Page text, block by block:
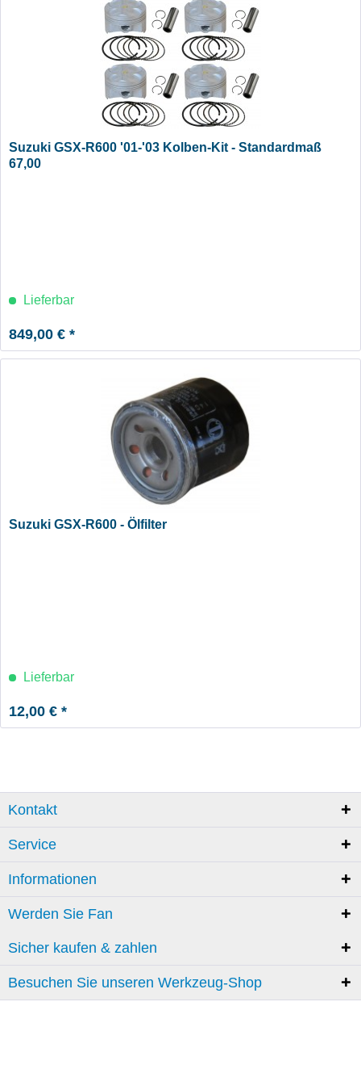
Suzuki GSX-R600 '01-'03 Kolben-Kit - Standardmaß
67,00
Lieferbar
849,00 € *
Suzuki GSX-R600 - Ölfilter
Lieferbar
12,00 € *
Kontakt
Service
Informationen
Werden Sie Fan
Sicher kaufen & zahlen
Besuchen Sie unseren Werkzeug-Shop